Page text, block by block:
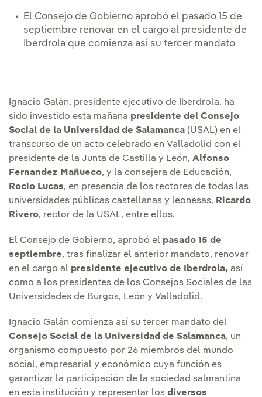
El Consejo de Gobierno aprobó el pasado 15 de
septiembre renovar en el cargo al presidente de
Iberdrola que comienza así su tercer mandato
Ignacio Galán, presidente ejecutivo de Iberdrola, ha
sido investido esta mañana presidente del Consejo
Social de la Universidad de Salamanca (USAL) en el
transcurso de un acto celebrado en Valladolid con el
presidente de la Junta de Castilla y León, Alfonso
Fernandez Mañueco, y la consejera de Educación,
Rocío Lucas, en presencia de los rectores de todas las
universidades públicas castellanas y leonesas, Ricardo
Rivero, rector de la USAL, entre ellos.
El Consejo de Gobierno, aprobó el pasado 15 de
septiembre, tras finalizar el anterior mandato, renovar
en el cargo al presidente ejecutivo de Iberdrola, así
como a los presidentes de los Consejos Sociales de las
Universidades de Burgos, León y Valladolid.
Ignacio Galán comienza así su tercer mandato del
Consejo Social de la Universidad de Salamanca, un
organismo compuesto por 26 miembros del mundo
social, empresarial y económico cuya función es
garantizar la participación de la sociedad salmantina
en esta institución y representar los diversos